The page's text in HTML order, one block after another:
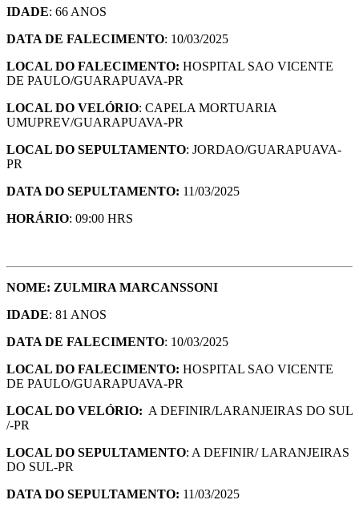
IDADE: 66 ANOS
DATA DE FALECIMENTO: 10/03/2025
LOCAL DO FALECIMENTO: HOSPITAL SAO VICENTE
DE PAULO/GUARAPUAVA-PR
LOCAL DO VELÓRIO: CAPELA MORTUARIA
UMUPREV/GUARAPUAVA-PR
LOCAL DO SEPULTAMENTO: JORDAO/GUARAPUAVA-
PR
DATA DO SEPULTAMENTO: 11/03/2025
HORÁRIO: 09:00 HRS
NOME: ZULMIRA MARCANSSONI
IDADE: 81 ANOS
DATA DE FALECIMENTO: 10/03/2025
LOCAL DO FALECIMENTO: HOSPITAL SAO VICENTE
DE PAULO/GUARAPUAVA-PR
LOCAL DO VELÓRIO: A DEFINIR/LARANJEIRAS DO SUL
/-PR
LOCAL DO SEPULTAMENTO: A DEFINIR/ LARANJEIRAS
DO SUL-PR
DATA DO SEPULTAMENTO: 11/03/2025